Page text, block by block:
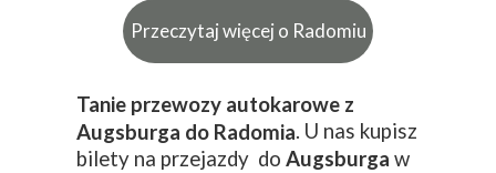
Przeczytaj więcej o Radomiu
Tanie przewozy autokarowe z
Augsburga do Radomia. U nas kupisz
bilety na przejazdy do Augsburga w